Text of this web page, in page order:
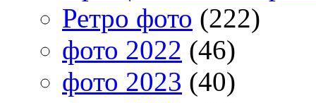
Ретро фото (222)
фото 2022 (46)
фото 2023 (40)